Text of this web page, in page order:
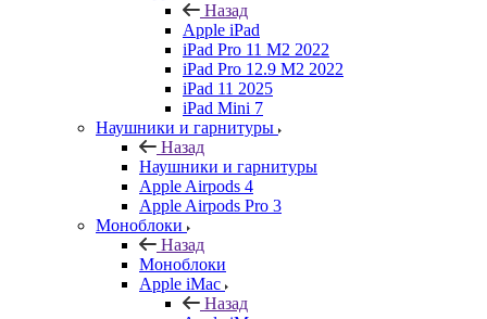
Назад
Apple iPad
iPad Pro 11 M2 2022
iPad Pro 12.9 M2 2022
iPad 11 2025
iPad Mini 7
Наушники и гарнитуры
Назад
Наушники и гарнитуры
Apple Airpods 4
Apple Airpods Pro 3
Моноблоки
Назад
Моноблоки
Apple iMac
Назад